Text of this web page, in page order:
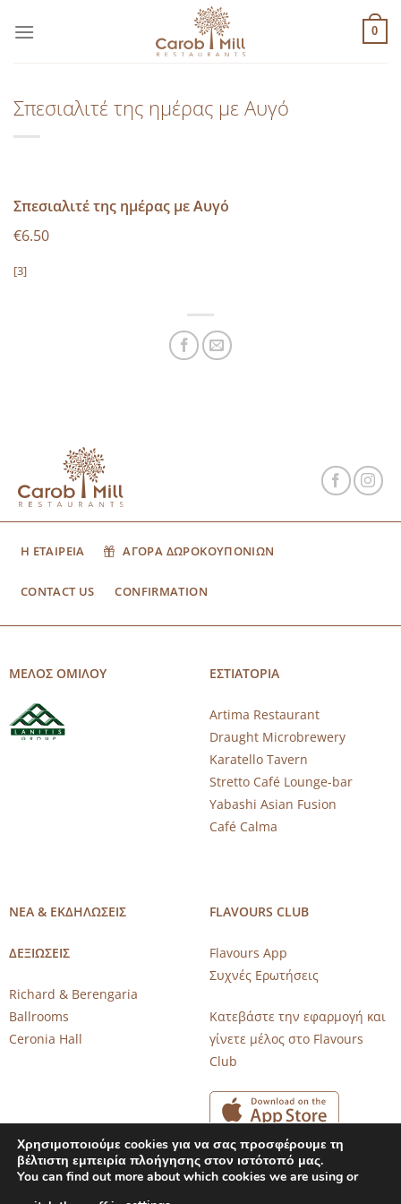
στο
0
Σπεσιαλιτέ της ημέρας με Αυγό
Σπεσιαλιτέ της ημέρας με Αυγό
€6.50
[3]
Η ΕΤΑΙΡΕΙΑ ΑΓΟΡΑ ΔΩΡΟΚΟΥΠΟΝΙΩΝ
CONTACT US CONFIRMATION
ΜΕΛΟΣ ΟΜΙΛΟΥ ΕΣΤΙΑΤΟΡΙΑ
Artima Restaurant
Draught Microbrewery
Karatello Tavern
Stretto Café Lounge-bar
Yabashi Asian Fusion
Café Calma
ΝΕΑ & ΕΚΔΗΛΩΣΕΙΣ
ΔΕΞΙΩΣΕΙΣ
Richard & Berengaria
Ballrooms
Ceronia Hall
FLAVOURS CLUB
Flavours App
Συχνές Ερωτήσεις
Κατεβάστε την εφαρμογή και
γίνετε μέλος στο Flavours
Club
Χρησιμοποιούμε cookies για να σας προσφέρουμε τη
βέλτιστη εμπειρία πλοήγησης στον ιστότοπό μας.
You can find out more about which cookies we are using or